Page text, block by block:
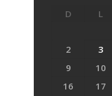
D L
2
3
9
10
16
17